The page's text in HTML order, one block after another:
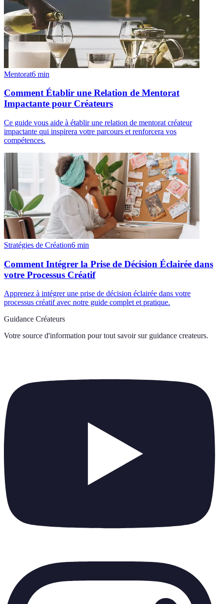
Mentorat6 min
Comment Établir une Relation de Mentorat
Impactante pour Créateurs
Ce guide vous aide à établir une relation de mentorat créateur
impactante qui inspirera votre parcours et renforcera vos
compétences.
Stratégies de Création6 min
Comment Intégrer la Prise de Décision Éclairée dans
votre Processus Créatif
Apprenez à intégrer une prise de décision éclairée dans votre
processus créatif avec notre guide complet et pratique.
Guidance Créateurs
Votre source d'information pour tout savoir sur guidance createurs.